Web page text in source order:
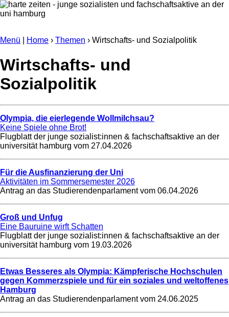
Menü Home › Themen › Wirtschafts- und Sozialpolitik
Wirtschafts- und
Sozialpolitik
Olympia, die eierlegende Wollmilchsau?
Keine Spiele ohne Brot!
Flugblatt der junge sozialist:innen & fachschaftsaktive an der
universität hamburg vom 27.04.2026
Für die Ausfinanzierung der Uni
Aktivitäten im Sommersemester 2026
Antrag an das Studierendenparlament vom 06.04.2026
Groß und Unfug
Eine Bauruine wirft Schatten
Flugblatt der junge sozialist:innen & fachschaftsaktive an der
universität hamburg vom 19.03.2026
Etwas Besseres als Olympia: Kämpferische Hochschulen
gegen Kommerzspiele und für ein soziales und weltoffenes
Hamburg
Antrag an das Studierendenparlament vom 24.06.2025